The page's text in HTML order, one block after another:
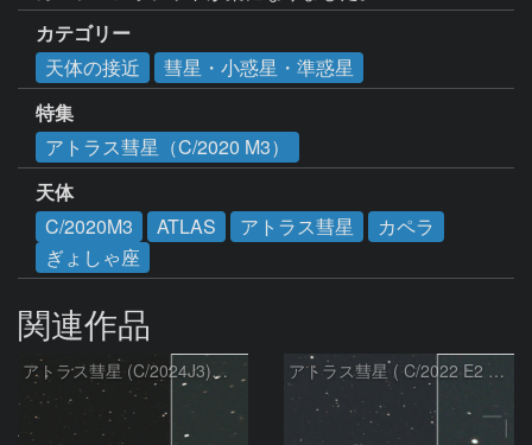
カテゴリー
天体の接近
彗星・小惑星・準惑星
特集
アトラス彗星（C/2020 M3）
天体
C/2020M3
ATLAS アトラス彗星
カペラ
ぎょしゃ座
関連作品
アトラス彗星 (C/2024J3)：2026/08/05 アトラス彗星 ( C/2022 E2 )：2026/07/27